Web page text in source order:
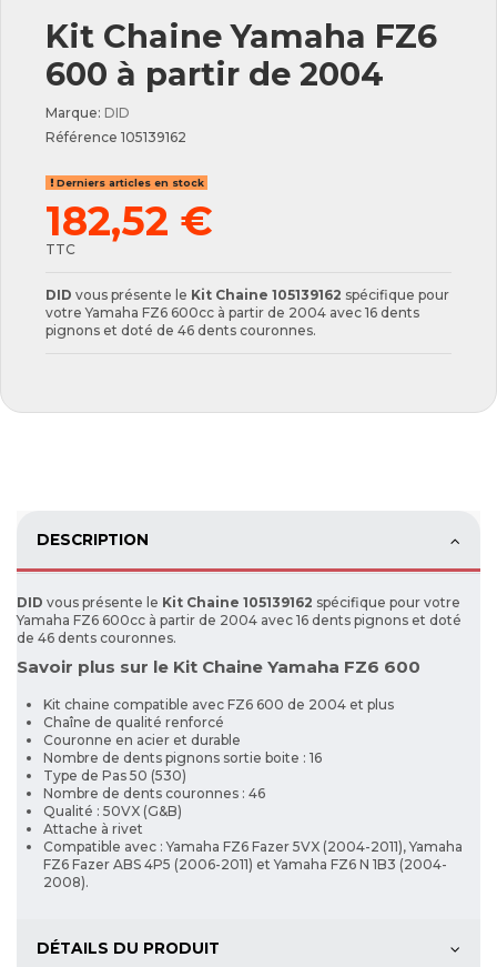
Kit Chaine Yamaha FZ6
600 à partir de 2004
Marque: DID
Référence 105139162
Derniers articles en stock
182,52 €
TTC
DID vous présente le Kit Chaine 105139162 spécifique pour
votre Yamaha FZ6 600cc à partir de 2004 avec 16 dents
pignons et doté de 46 dents couronnes.
DESCRIPTION
DID vous présente le Kit Chaine 105139162 spécifique pour votre
Yamaha FZ6 600cc à partir de 2004 avec 16 dents pignons et doté
de 46 dents couronnes.
Savoir plus sur le Kit Chaine Yamaha FZ6 600
Kit chaine compatible avec FZ6 600 de 2004 et plus
Chaîne de qualité renforcé
Couronne en acier et durable
Nombre de dents pignons sortie boite : 16
Type de Pas 50 (530)
Nombre de dents couronnes : 46
Qualité : 50VX (G&B)
Attache à rivet
Compatible avec : Yamaha FZ6 Fazer 5VX (2004-2011), Yamaha
FZ6 Fazer ABS 4P5 (2006-2011) et Yamaha FZ6 N 1B3 (2004-
2008).
DÉTAILS DU PRODUIT